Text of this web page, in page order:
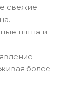
свежие
пятна и
более